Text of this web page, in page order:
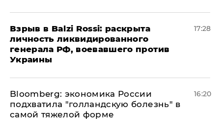
​Взрыв в Balzi Rossi: раскрыта
личность ликвидированного
генерала РФ, воевавшего против
Украины
17:28
Bloomberg: экономика России
подхватила "голландскую болезнь" в
самой тяжелой форме
16:20